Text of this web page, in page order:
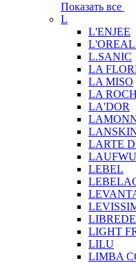
Показать все
L
L'ENJEE
L'OREAL
L.SANIC
LA
LA MISO
LA
LA'DOR
LARTE
LEBEL
LIGHT
LILU
LIMBA